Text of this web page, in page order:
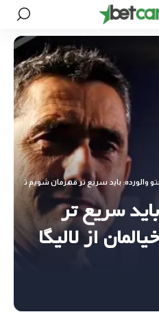
والورده: باید سریع تر قهرمان شویم تا
سریع تر
از لالیگا